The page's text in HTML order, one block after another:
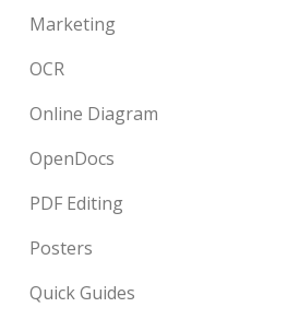
Marketing
OCR
Online Diagram
OpenDocs
PDF Editing
Posters
Quick Guides